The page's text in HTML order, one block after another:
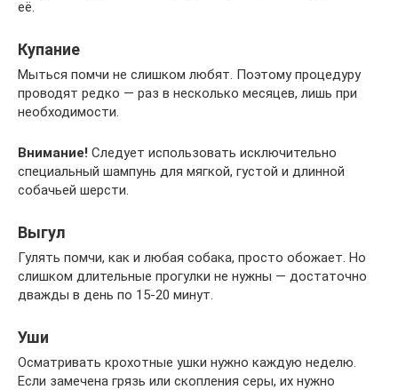
её.
Купание
Мыться помчи не слишком любят. Поэтому процедуру
проводят редко — раз в несколько месяцев, лишь при
необходимости.
Внимание! Следует использовать исключительно
специальный шампунь для мягкой, густой и длинной
собачьей шерсти.
Выгул
Гулять помчи, как и любая собака, просто обожает. Но
слишком длительные прогулки не нужны — достаточно
дважды в день по 15-20 минут.
Уши
Осматривать крохотные ушки нужно каждую неделю.
Если замечена грязь или скопления серы, их нужно